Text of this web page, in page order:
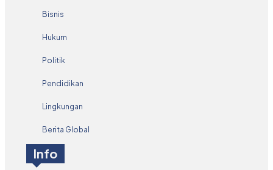
Bisnis
Hukum
Politik
Pendidikan
Lingkungan
Berita Global
Info